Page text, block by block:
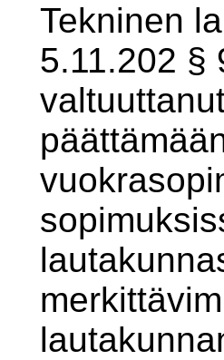
Tekninen
5.11.202 §